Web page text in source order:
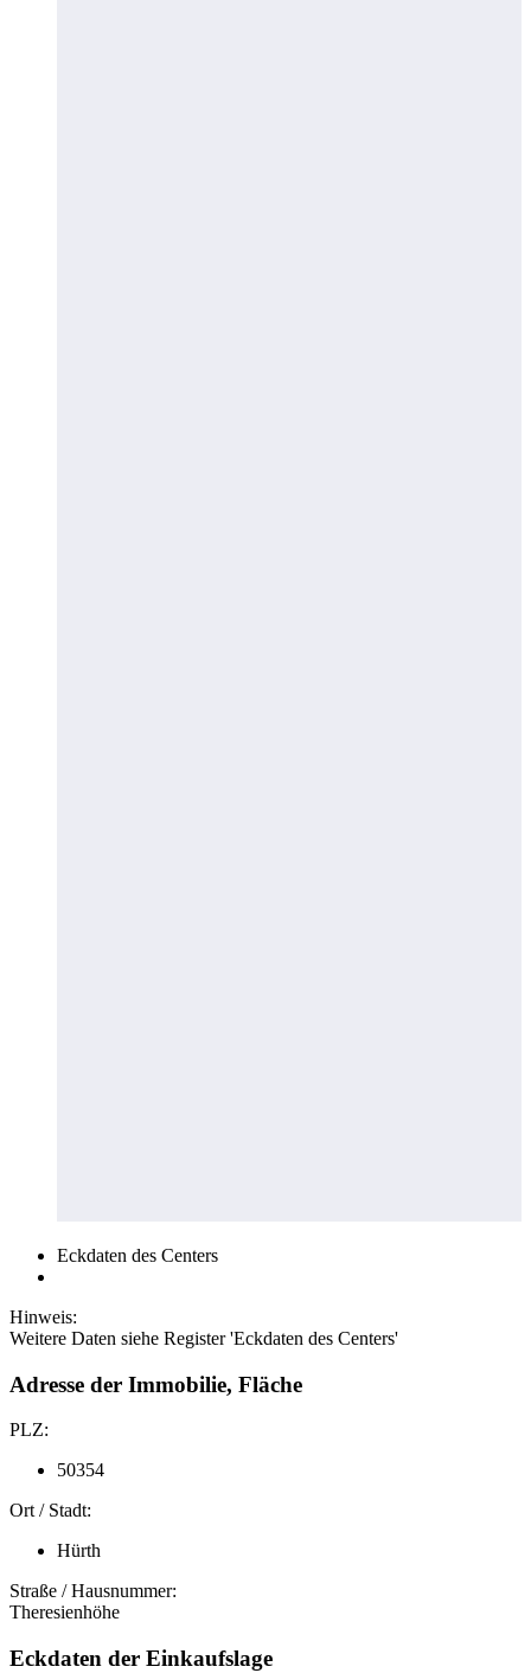
Eckdaten des Centers
Hinweis:
Weitere Daten siehe Register 'Eckdaten des Centers'
Adresse der Immobilie, Fläche
PLZ:
50354
Ort / Stadt:
Hürth
Straße / Hausnummer:
Theresienhöhe
Eckdaten der Einkaufslage